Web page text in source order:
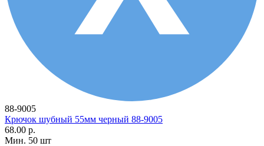
88-9005
Крючок шубный 55мм черный 88-9005
68.00 р.
Мин. 50 шт